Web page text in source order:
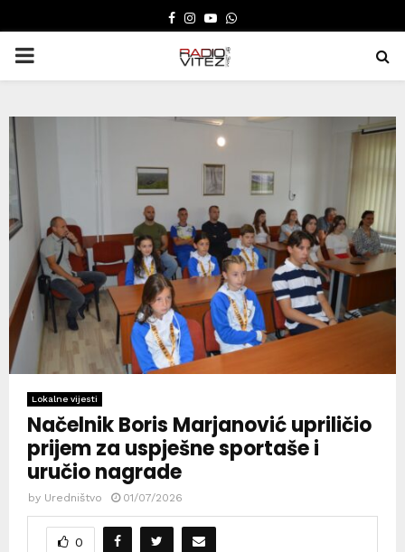
FACEBOOK
INSTAGRAM
YOUTUBE
WHATSAPP
PRIMARY
Lokalne vijesti
Načelnik Boris Marjanović upriličio
prijem za uspješne sportaše i
uručio nagrade
by Uredništvo 01/07/2026
0